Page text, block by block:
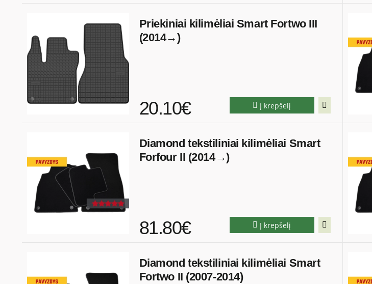
Priekiniai kilimėliai Smart Fortwo III
(2014→)
20.10€ Į krepšelį
Diamond tekstiliniai kilimėliai Smart
Forfour II (2014→)
81.80€ Į krepšelį
Diamond tekstiliniai kilimėliai Smart
Fortwo II (2007-2014)